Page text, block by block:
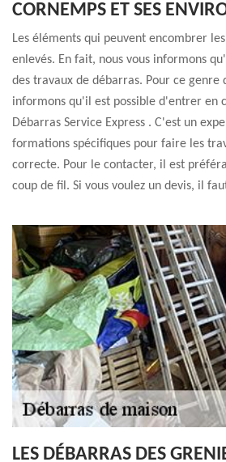
CORNEMPS ET SES
Les éléments qui peuvent encombrer
enlevés. En fait, nous vous informons
des travaux de débarras. Pour ce genre
informons qu'il est possible d'entrer en
Débarras Service Express . C'est un
formations spécifiques pour faire les
correcte. Pour le contacter, il est
coup de fil. Si vous voulez un devis, il
LES DÉBARRAS DES